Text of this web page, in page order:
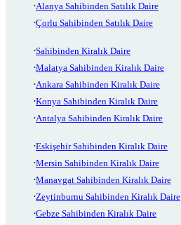
Alanya Sahibinden Satılık Daire
Çorlu Sahibinden Satılık Daire
Sahibinden Kiralık Daire
Malatya Sahibinden Kiralık Daire
Ankara Sahibinden Kiralık Daire
Konya Sahibinden Kiralık Daire
Antalya Sahibinden Kiralık Daire
Eskişehir Sahibinden Kiralık Daire
Mersin Sahibinden Kiralık Daire
Manavgat Sahibinden Kiralık Daire
Zeytinburnu Sahibinden Kiralık Daire
Gebze Sahibinden Kiralık Daire